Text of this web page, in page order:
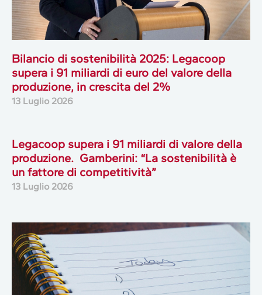
Bilancio di sostenibilità 2025: Legacoop
supera i 91 miliardi di euro del valore della
produzione, in crescita del 2%
13 Luglio 2026
Legacoop supera i 91 miliardi di valore della
produzione. Gamberini: “La sostenibilità è
un fattore di competitività”
13 Luglio 2026